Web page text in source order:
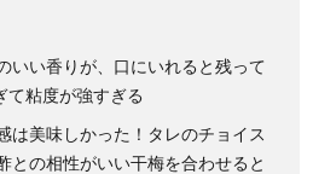
いい香りが、口にいれると残って
て粘度が強すぎる
は美味しかった！タレのチョイス
との相性がいい干梅を合わせると